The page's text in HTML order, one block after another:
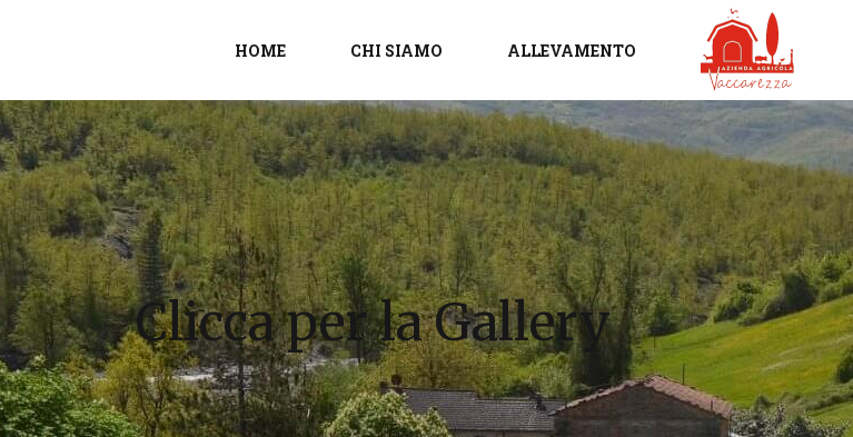
HOME CHI SIAMO ALLEVAMENTO
Clicca per la Gallery